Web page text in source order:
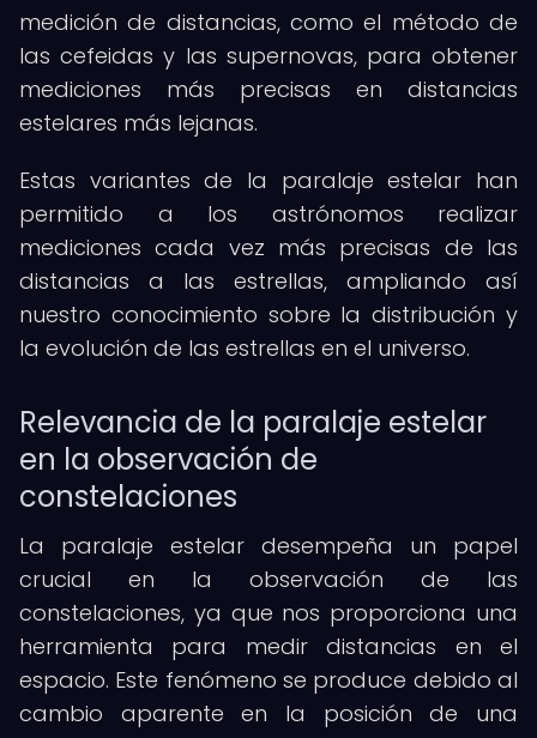
medición de distancias, como el método de
las cefeidas y las supernovas, para obtener
mediciones más precisas en distancias
estelares más lejanas.
Estas variantes de la paralaje estelar han
permitido a los astrónomos realizar
mediciones cada vez más precisas de las
distancias a las estrellas, ampliando así
nuestro conocimiento sobre la distribución y
la evolución de las estrellas en el universo.
Relevancia de la paralaje estelar
en la observación de
constelaciones
La paralaje estelar desempeña un papel
crucial en la observación de las
constelaciones, ya que nos proporciona una
herramienta para medir distancias en el
espacio. Este fenómeno se produce debido al
cambio aparente en la posición de una